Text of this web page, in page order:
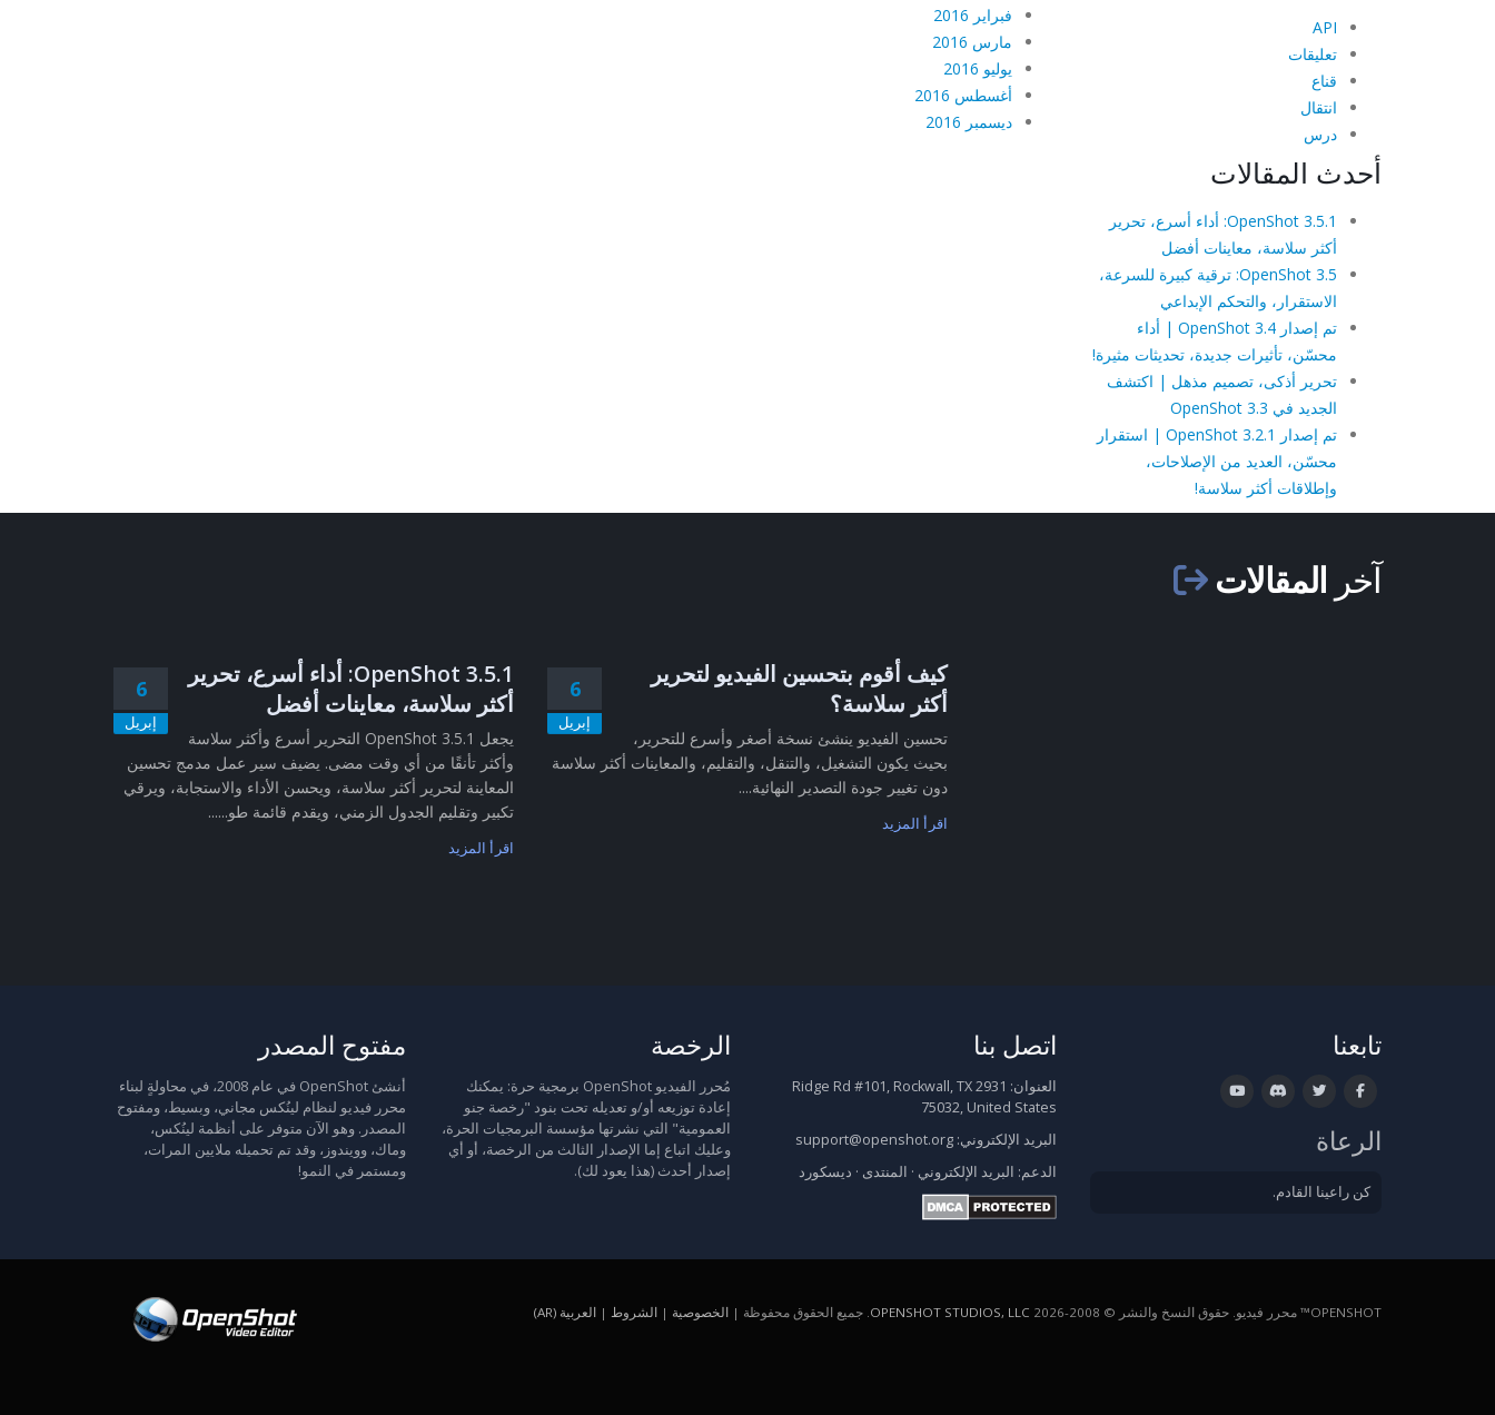
فبراير 2016
مارس 2016
يوليو 2016
أغسطس 2016
ديسمبر 2016
API
تعليقات
قناع
انتقال
درس
أحدث المقالات
OpenShot 3.5.1: أداء أسرع، تحرير
أكثر سلاسة، معاينات أفضل
OpenShot 3.5: ترقية كبيرة للسرعة،
الاستقرار، والتحكم الإبداعي
تم إصدار OpenShot 3.4 | أداء
محسّن، تأثيرات جديدة، تحديثات مثيرة!
تحرير أذكى، تصميم مذهل | اكتشف
الجديد في OpenShot 3.3
تم إصدار OpenShot 3.2.1 | استقرار
محسّن، العديد من الإصلاحات،
وإطلاقات أكثر سلاسة!
آخر المقالات
6
إبريل
OpenShot 3.5.1: أداء أسرع، تحرير
أكثر سلاسة، معاينات أفضل
يجعل OpenShot 3.5.1 التحرير أسرع وأكثر سلاسة
وأكثر تأنقًا من أي وقت مضى. يضيف سير عمل مدمج تحسين
المعاينة لتحرير أكثر سلاسة، ويحسن الأداء والاستجابة، ويرقي
تكبير وتقليم الجدول الزمني، ويقدم قائمة طو......
اقرأ المزيد
6
إبريل
كيف أقوم بتحسين الفيديو لتحرير
أكثر سلاسة؟
تحسين الفيديو ينشئ نسخة أصغر وأسرع للتحرير،
بحيث يكون التشغيل، والتنقل، والتقليم، والمعاينات أكثر سلاسة
دون تغيير جودة التصدير النهائية....
اقرأ المزيد
مفتوح المصدر
أنشئ OpenShot في عام 2008، في محاولةٍ لبناء
محرر فيديو لنظام لينُكس مجاني، وبسيط، ومفتوح
المصدر. وهو الآن متوفر على أنظمة لينُكس،
وماك، وويندوز، وقد تم تحميله ملايين المرات،
ومستمر في النمو!
الرخصة
مُحرر الفيديو OpenShot برمجية حرة: يمكنك
إعادة توزيعه أو/و تعديله تحت بنود "رخصة جنو
العمومية" التي نشرتها مؤسسة البرمجيات الحرة،
وعليك اتباع إما الإصدار الثالث من الرخصة، أو أي
إصدار أحدث (هذا يعود لك).
اتصل بنا
العنوان:
2931 Ridge Rd #101, Rockwall, TX
75032, United States
البريد الإلكتروني: support@openshot.org
الدعم: البريد الإلكتروني · المنتدى · ديسكورد
تابعنا
الرعاة
كن راعينا القادم.
OPENSHOT™ محرر فيديو. حقوق النسخ والنشر © 2008-2026 OPENSHOT STUDIOS, LLC. جميع الحقوق محفوظة | الخصوصية | الشروط | العربية (AR)